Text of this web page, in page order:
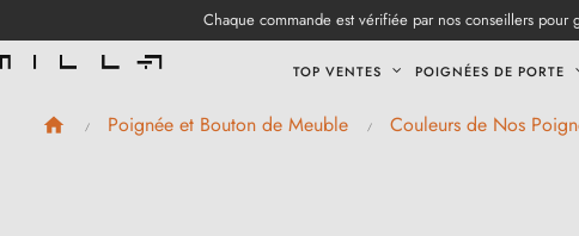
Chaque commande est vérifiée par nos conseillers
TOP VENTES POIGNÉES DE PORTE
Poignée et Bouton de Meuble Couleurs de Nos